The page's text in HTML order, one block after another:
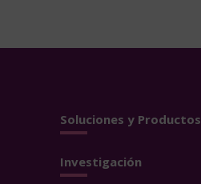
Soluciones y Productos
Investigación